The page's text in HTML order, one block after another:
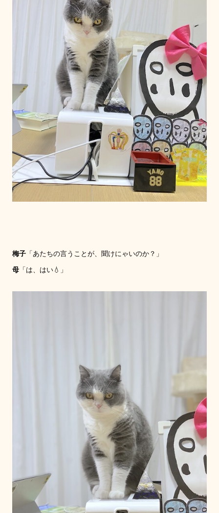
梅子「あたちの言うことが、聞けにゃいのか？」
母「は、はい💧」